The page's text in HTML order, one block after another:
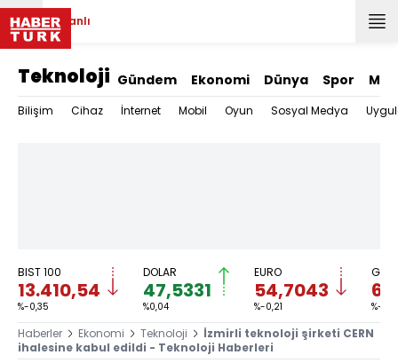
Canlı
Teknoloji Gündem Ekonomi Dünya Spor
Bilişim Cihaz İnternet Mobil Oyun Sosyal Medya
BIST 100
13.410,54
%-0,35
DOLAR
47,5331
%0,04
EURO
54,7043
%-0,21 %-0,13
Haberler Ekonomi Teknoloji
İzmirli teknoloji şirketi CERN
ihalesine kabul edildi - Teknoloji Haberleri